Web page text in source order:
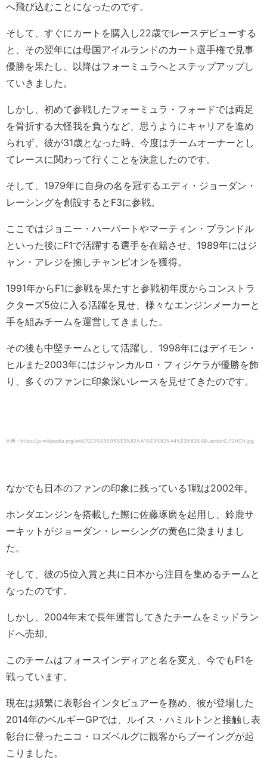
へ飛び込むことになったのです。
そして、すぐにカートを購入し22歳でレースデビューする
と、その翌年には母国アイルランドのカート選手権で見事
優勝を果たし、以降はフォーミュラへとステップアップし
ていきました。
しかし、初めて参戦したフォーミュラ・フォードでは両足
を骨折する大怪我を負うなど、思うようにキャリアを進め
られず、彼が31歳となった時、今度はチームオーナーとし
てレースに関わって行くことを決意したのです。
そして、1979年に自身の名を冠するエディ・ジョーダン・
レーシングを創設するとF3に参戦。
ここではジョニー・ハーバートやマーティン・ブランドル
といった後にF1で活躍する選手を在籍させ、1989年にはジ
ャン・アレジを擁しチャンピオンを獲得。
1991年からF1に参戦を果たすと参戦初年度からコンストラ
クターズ5位に入る活躍を見せ、様々なエンジンメーカーと
手を組みチームを運営してきました。
その後も中堅チームとして活躍し、1998年にはデイモン・
ヒルまた2003年にはジャンカルロ・フィジケラが優勝を飾
り、多くのファンに印象深いレースを見せてきたのです。
出典：https://ja.wikipedia.org/wiki/%E3%83%95%E3%82%A1%E3%82%A4%E3%83%AB:JordanEJ12HCH.jpg
なかでも日本のファンの印象に残っている1戦は2002年。
ホンダエンジンを搭載した際に佐藤琢磨を起用し、鈴鹿サ
ーキットがジョーダン・レーシングの黄色に染まりまし
た。
そして、彼の5位入賞と共に日本から注目を集めるチームと
なったのです。
しかし、2004年末で長年運営してきたチームをミッドラン
ドへ売却。
このチームはフォースインディアと名を変え、今でもF1を
戦っています。
現在は頻繁に表彰台インタビュアーを務め、彼が登場した
2014年のベルギーGPでは、ルイス・ハミルトンと接触し表
彰台に登ったニコ・ロズベルグに観客からブーイングが起
こりました。